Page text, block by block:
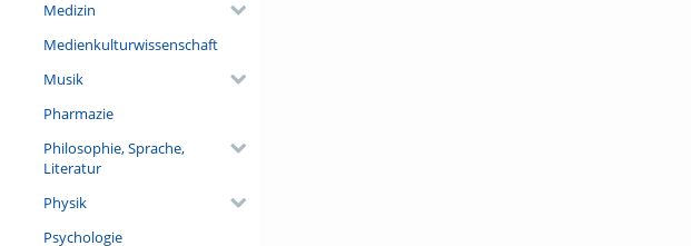
Medizin
Medienkulturwissenschaft
Musik
Pharmazie
Philosophie, Sprache,
Literatur
Physik
Psychologie